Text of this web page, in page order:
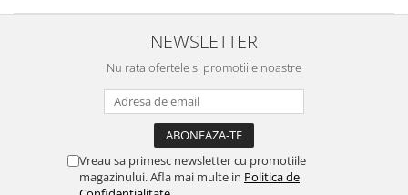
NEWSLETTER
Nu rata ofertele si promotiile noastre
Vreau sa primesc newsletter cu promotiile
magazinului. Afla mai multe in Politica de